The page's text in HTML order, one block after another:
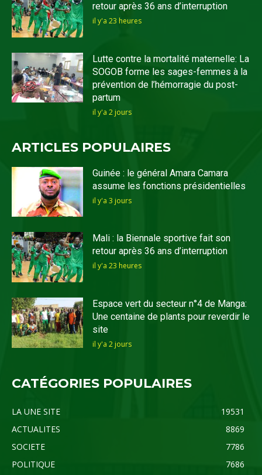
retour après 36 ans d’interruption
il y'a 23 heures
Lutte contre la mortalité maternelle: La
SOGOB forme les sages-femmes à la
prévention de l’hémorragie du post-
partum
il y'a 2 jours
ARTICLES POPULAIRES
Guinée : le général Amara Camara
assume les fonctions présidentielles
il y'a 3 jours
Mali : la Biennale sportive fait son
retour après 36 ans d’interruption
il y'a 23 heures
Espace vert du secteur n°4 de Manga:
Une centaine de plants pour reverdir le
site
il y'a 2 jours
CATÉGORIES POPULAIRES
LA UNE SITE
19531
ACTUALITES
8869
SOCIETE
7786
POLITIQUE
7686